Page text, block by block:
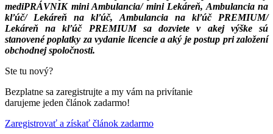
mediPRÁVNIK mini Ambulancia/ mini Lekáreň, Ambulancia na
kľúč/ Lekáreň na kľúč, Ambulancia na kľúč PREMIUM/
Lekáreň na kľúč PREMIUM sa dozviete v akej výške sú
stanovené poplatky za vydanie licencie a aký je postup pri založení
obchodnej spoločnosti.
Ste tu nový?
Bezplatne sa zaregistrujte a my vám na privítanie
darujeme jeden článok zadarmo!
Zaregistrovať a získať článok zadarmo